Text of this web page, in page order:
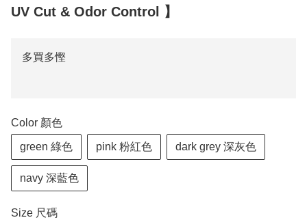
UV Cut & Odor Control 】
多買多慳
Color 顏色
green 綠色 pink 粉紅色 dark grey 深灰色
navy 深藍色
Size 尺碼